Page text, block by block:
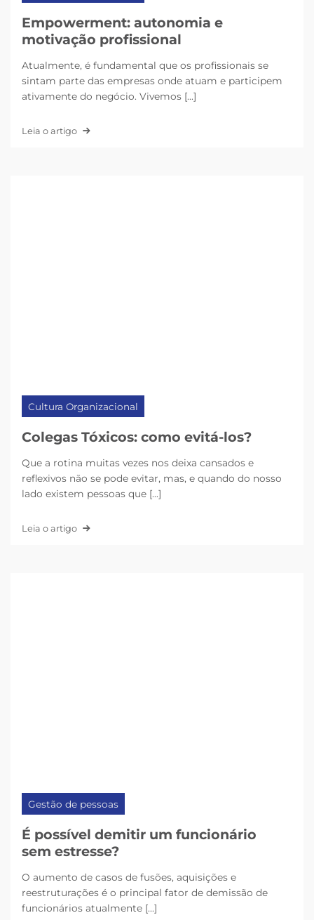
Empowerment: autonomia e
motivação profissional
Atualmente, é fundamental que os profissionais se
sintam parte das empresas onde atuam e participem
ativamente do negócio. Vivemos [...]
Leia o artigo
Cultura Organizacional
Colegas Tóxicos: como evitá-los?
Que a rotina muitas vezes nos deixa cansados e
reflexivos não se pode evitar, mas, e quando do nosso
lado existem pessoas que [...]
Leia o artigo
Gestão de pessoas
É possível demitir um funcionário
sem estresse?
O aumento de casos de fusões, aquisições e
reestruturações é o principal fator de demissão de
funcionários atualmente [...]